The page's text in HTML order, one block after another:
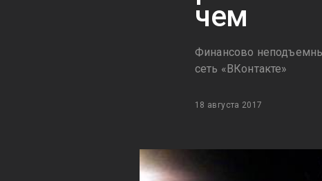
чем
Финансово
сеть «ВКонтакте»
18 августа 2017